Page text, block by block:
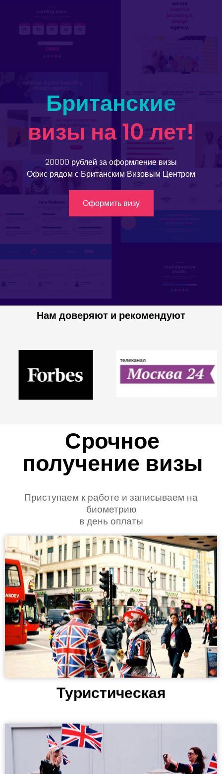
Британские
визы на 10 лет!
20000 рублей за оформление визы
Офис рядом с Британским Визовым Центром
Оформить визу
Нам доверяют и рекомендуют
Срочное
получение визы
Приступаем к работе и записываем на
биометрию
в день оплаты
Туристическая